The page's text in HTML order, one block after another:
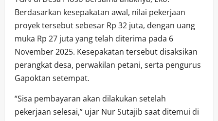
Berdasarkan kesepakatan awal, nilai pekerjaan
proyek tersebut sebesar Rp 32 juta, dengan uang
muka Rp 27 juta yang telah diterima pada 6
November 2025. Kesepakatan tersebut disaksikan
perangkat desa, perwakilan petani, serta pengurus
Gapoktan setempat.
“Sisa pembayaran akan dilakukan setelah
pekerjaan selesai,” ujar Nur Sutajib saat ditemui di